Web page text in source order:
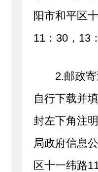
阳市和平区
11：30，13
2.邮政
自行下载并
封左下角注
局政府信息
区十一纬路